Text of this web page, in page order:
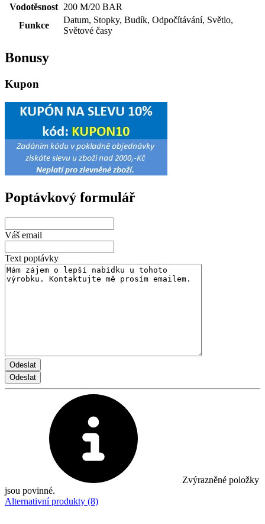
Vodotěsnost 200 M/20 BAR
Funkce
Datum, Stopky, Budík, Odpočítávání, Světlo,
Světové časy
Bonusy
Kupon
Poptávkový formulář
Váš email
Text poptávky
Zvýrazněné položky
jsou povinné.
Alternativní produkty (8)